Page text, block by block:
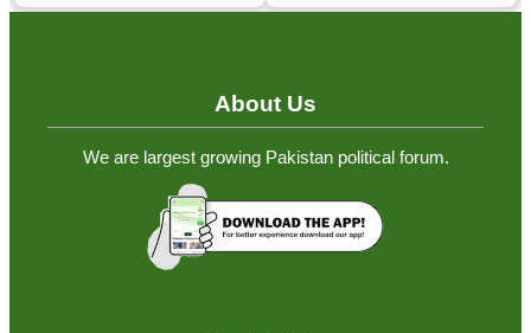
About Us
We are largest growing Pakistan political forum.